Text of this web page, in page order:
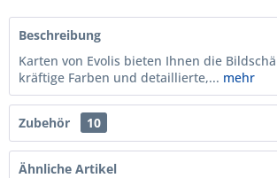
Beschreibung
Karten von Evolis bieten Ihnen die
kräftige Farben und detaillierte,... mehr
Zubehör 10
Ähnliche Artikel